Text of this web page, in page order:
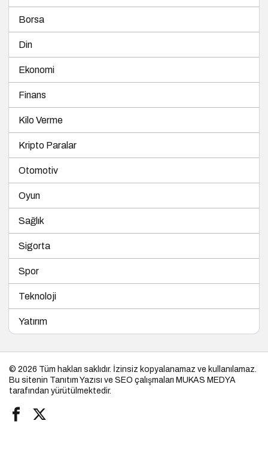
Borsa
Din
Ekonomi
Finans
Kilo Verme
Kripto Paralar
Otomotiv
Oyun
Sağlık
Sigorta
Spor
Teknoloji
Yatırım
© 2026 Tüm hakları saklıdır. İzinsiz kopyalanamaz ve kullanılamaz.
Bu sitenin Tanıtım Yazısı ve SEO çalışmaları MUKAS MEDYA
tarafından yürütülmektedir.